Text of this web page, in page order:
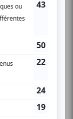
Mélissa
(Sarah-
et
avec différentes
prostitution,
intimidation,
cet immeuble
facile à ne